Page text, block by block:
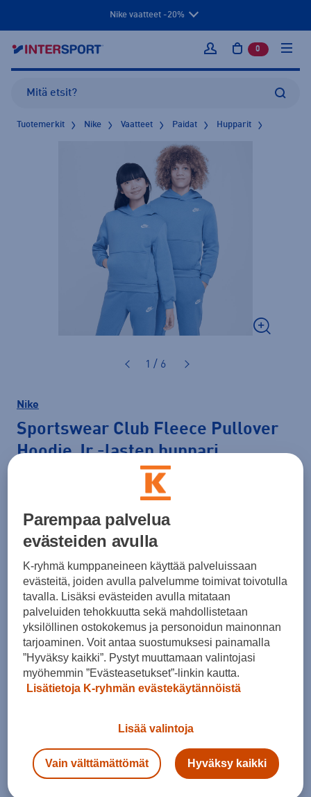
Nike vaatteet -20%
Kirjaudu sisään
0 tuotetta
Tuotemerkit Nike Vaatteet Paidat Hupparit
1 / 6
Nike
Sportswear Club Fleece Pullover
Hoodie Jr -lasten huppari
Väri Sininen
Koko
137 - 147 147 - 158
Kokotaulukko
Parempaa palvelua
evästeiden avulla
K-ryhmä kumppaneineen käyttää palveluissaan
evästeitä, joiden avulla palvelumme toimivat toivotulla
tavalla. Lisäksi evästeiden avulla mitataan
palveluiden tehokkuutta sekä mahdollistetaan
yksilöllinen ostokokemus ja personoidun mainonnan
tarjoaminen. Voit antaa suostumuksesi painamalla
”Hyväksy kaikki”. Pystyt muuttamaan valintojasi
myöhemmin ”Evästeasetukset”-linkin kautta.
Lisätietoja K-ryhmän evästekäytännöistä
Lisää valintoja
Vain välttämättömät Hyväksy kaikki